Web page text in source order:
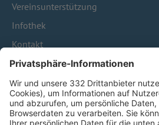
Vereinsunterstützung
Infothek
Kontakt
HÄUFIG BESUCHTE SEITEN
Pässe und Vereinswechsel
Trainerausbildung